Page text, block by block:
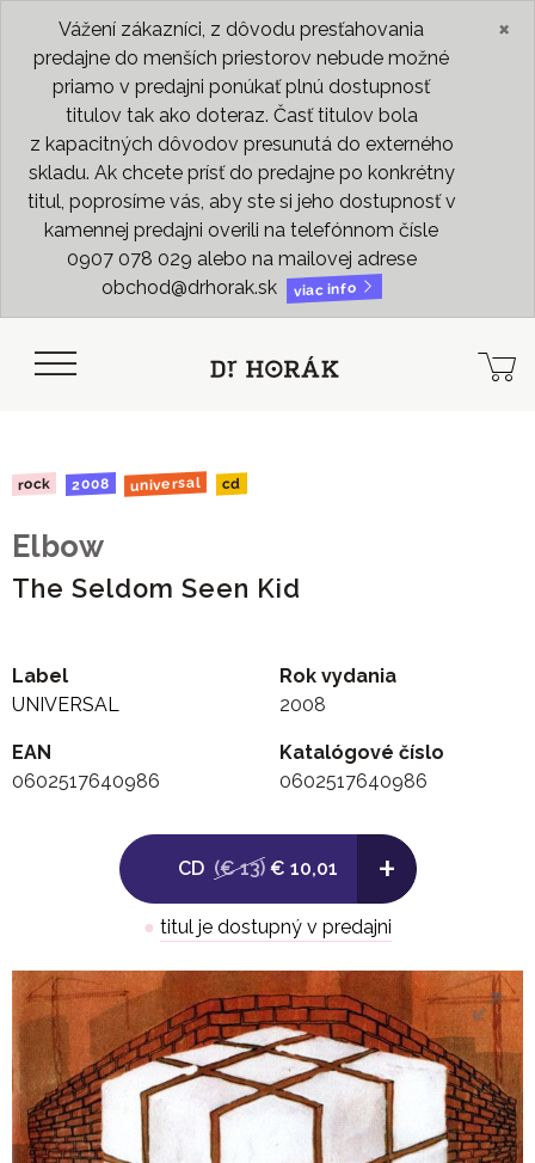
Vážení zákazníci, z dôvodu presťahovania
predajne do menších priestorov nebude možné
priamo v predajni ponúkať plnú dostupnosť
titulov tak ako doteraz. Časť titulov bola
z kapacitných dôvodov presunutá do externého
skladu. Ak chcete prísť do predajne po konkrétny
titul, poprosíme vás, aby ste si jeho dostupnosť v
kamennej predajni overili na telefónnom čísle
0907 078 029 alebo na mailovej adrese
obchod@drhorak.sk
viac info
×
rock 2008 universal cd
Elbow
The Seldom Seen Kid
Label
UNIVERSAL
Rok vydania
2008
EAN
0602517640986
Katalógové číslo
0602517640986
CD (€ 13) € 10,01 +
● titul je dostupný v predajni